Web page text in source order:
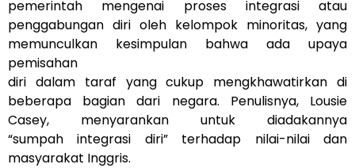
pemerintah mengenai proses integrasi atau
penggabungan diri oleh kelompok minoritas, yang
memunculkan kesimpulan bahwa ada upaya
pemisahan
diri dalam taraf yang cukup mengkhawatirkan di
beberapa bagian dari negara. Penulisnya, Lousie
Casey, menyarankan untuk diadakannya
“sumpah integrasi diri” terhadap nilai-nilai dan
masyarakat Inggris.